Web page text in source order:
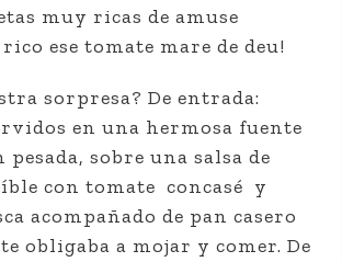
muy ricas de amuse
rico ese tomate mare de deu!
sorpresa? De entrada:
en una hermosa fuente
sobre una salsa de
con tomate concasé y
acompañado de pan casero
obligaba a mojar y comer. De